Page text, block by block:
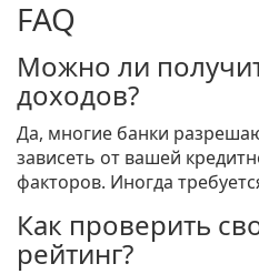
FAQ
Можно ли
доходов?
Да, многие банки
зависеть от вашей
факторов. Иногда
Как проверить
рейтинг?